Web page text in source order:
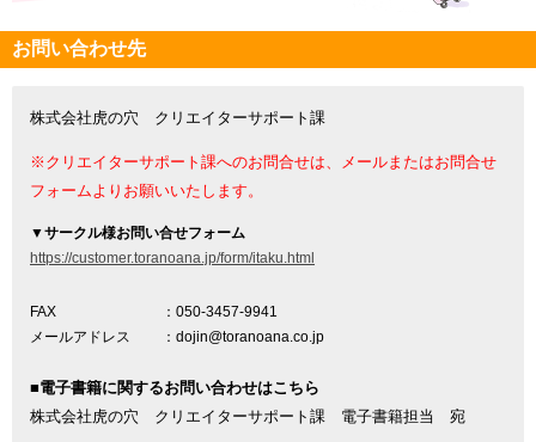
お問い合わせ先
株式会社虎の穴 クリエイターサポート課
※クリエイターサポート課へのお問合せは、メールまたはお問合せ
フォームよりお願いいたします。
▼サークル様お問い合せフォーム
https://customer.toranoana.jp/form/itaku.html
FAX
：050-3457-9941
メールアドレス
：dojin@toranoana.co.jp
■電子書籍に関するお問い合わせはこちら
株式会社虎の穴 クリエイターサポート課 電子書籍担当 宛